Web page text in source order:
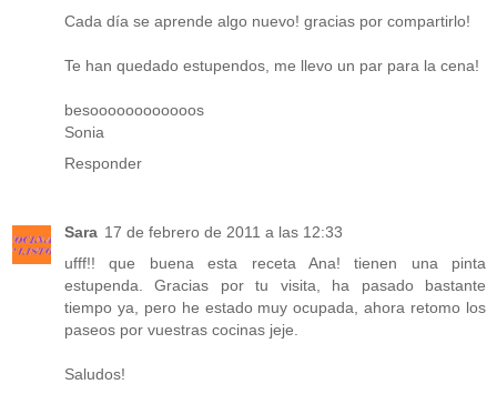
Cada día se aprende algo nuevo! gracias por compartirlo!
Te han quedado estupendos, me llevo un par para la cena!
besoooooooooooos
Sonia
Responder
Sara 17 de febrero de 2011 a las 12:33
ufff!! que buena esta receta Ana! tienen una pinta
estupenda. Gracias por tu visita, ha pasado bastante
tiempo ya, pero he estado muy ocupada, ahora retomo los
paseos por vuestras cocinas jeje.
Saludos!